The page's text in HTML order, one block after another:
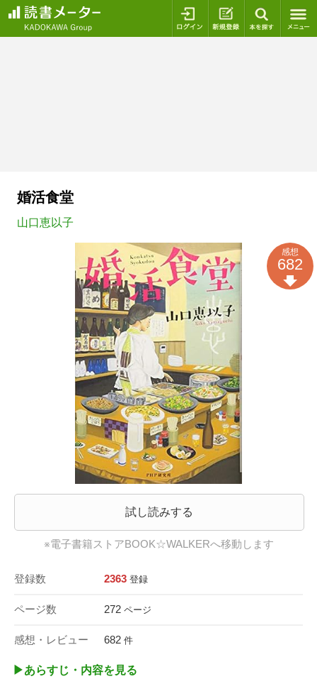
ログイン 新規登録
婚活食堂
山口恵以子
試し読みする
※電子書籍ストアBOOK☆WALKERへ移動します
登録数 2363 登録
ページ数 272 ページ
感想・レビュー 682 件
感想
682
▶︎あらすじ・内容を見る